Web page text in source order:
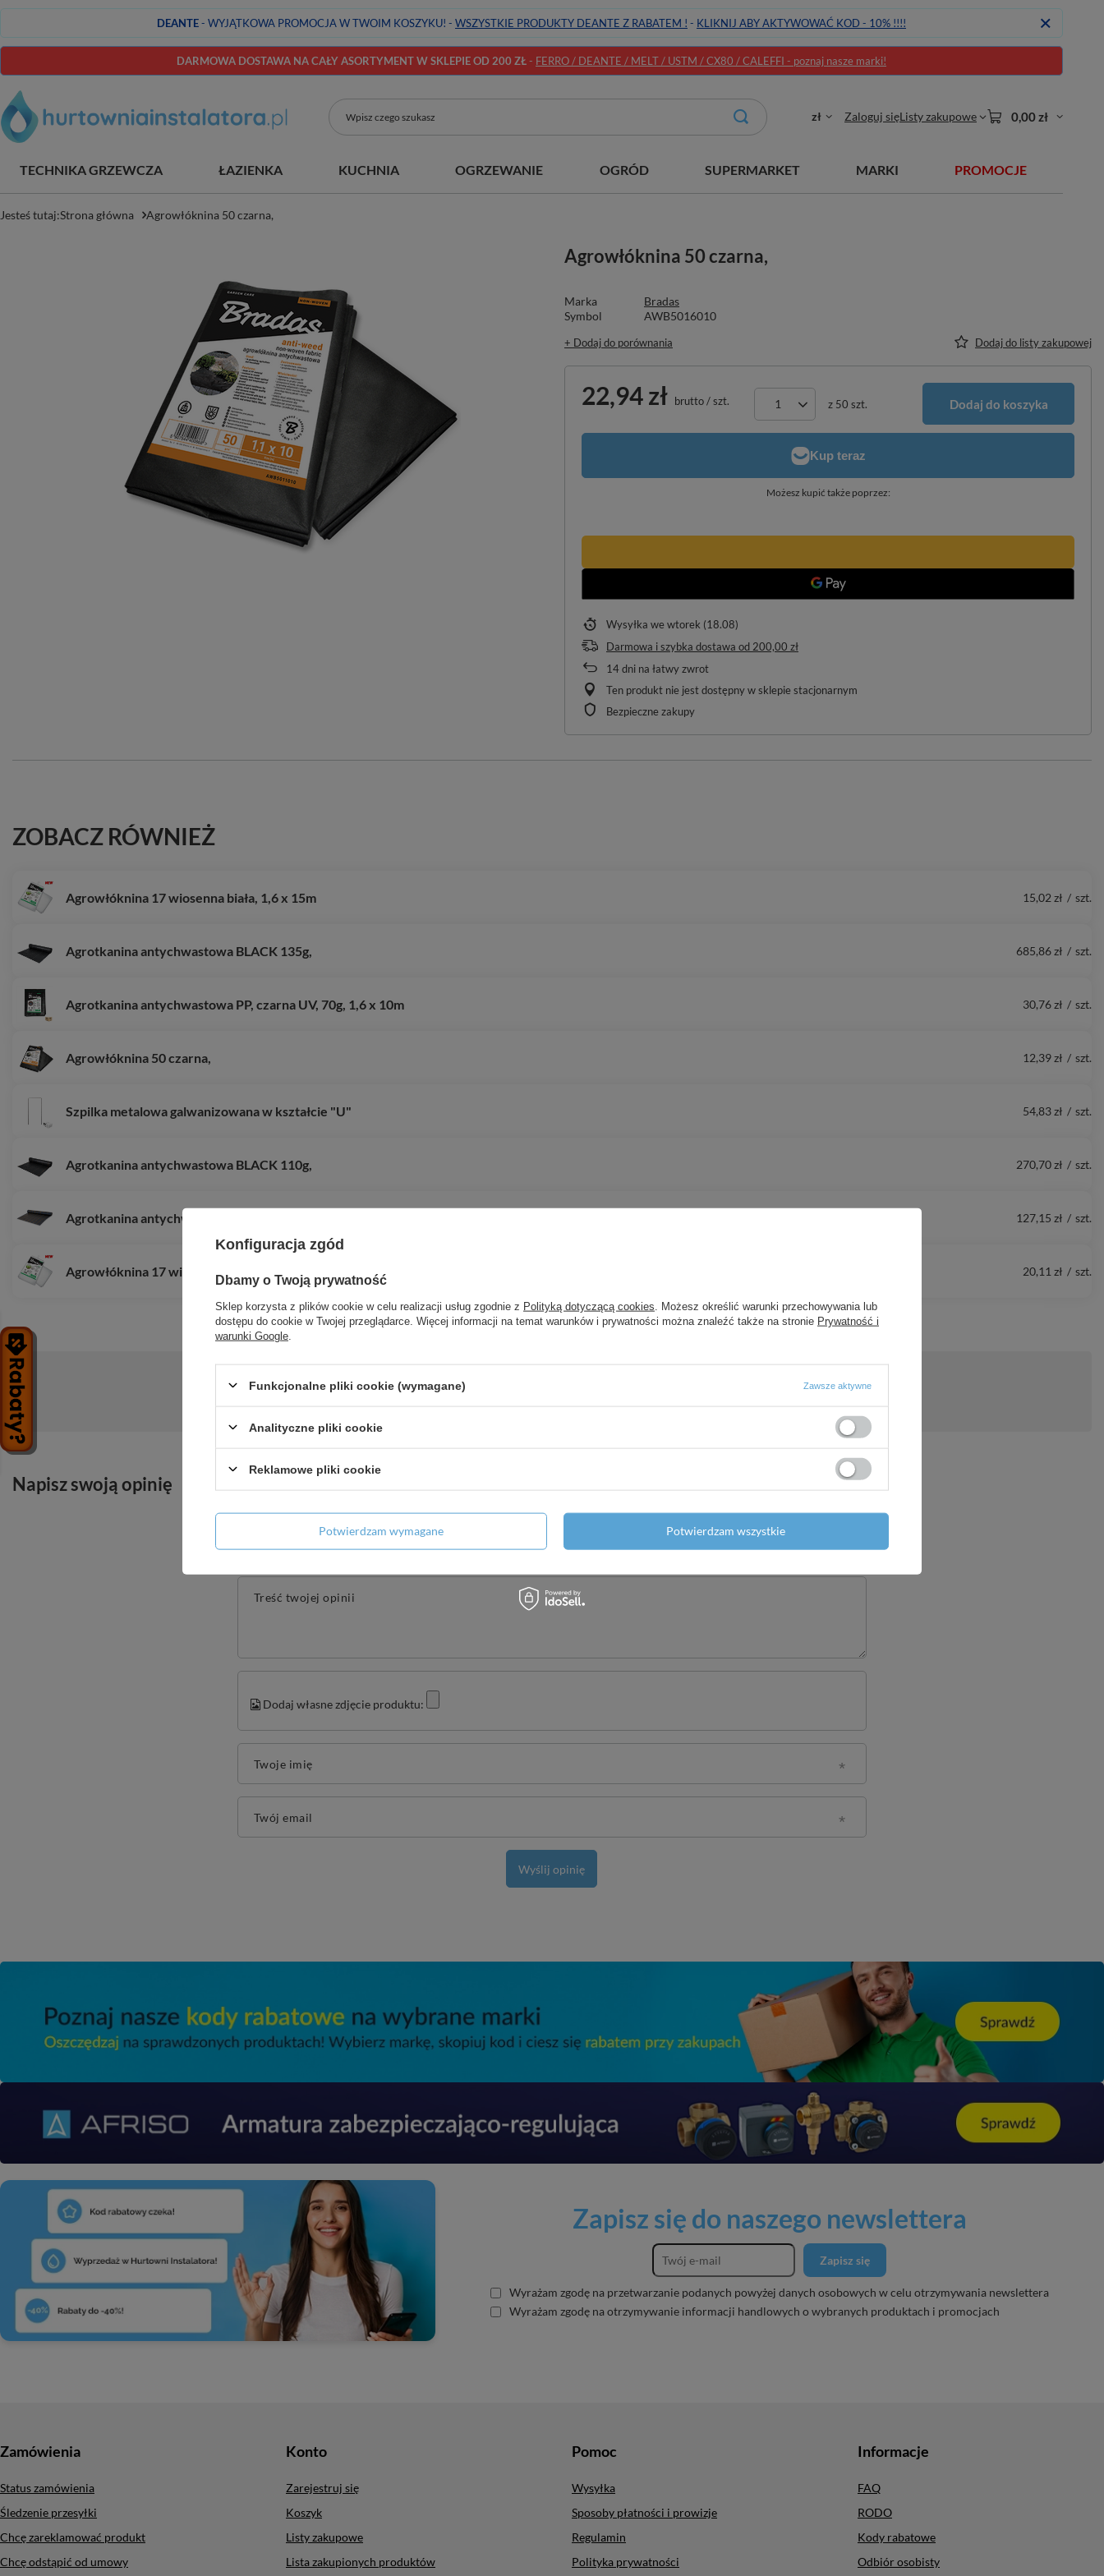
DEANTE- WYJĄTKOWA PROMOCJA W TWOIM KOSZYKU! - WSZYSTKIE PRODUKTY DEANTE Z RABATEM ! - KLIKNIJ ABY AKTYWOWAĆ KOD - 10% !!!!
DARMOWA DOSTAWA NA CAŁY ASORTYMENT W SKLEPIE OD 200 ZŁ- FERRO / DEANTE / MELT / USTM / CX80 / CALEFFI - poznaj nasze marki!
zł Zaloguj sięListy zakupowe 0,00 zł
TECHNIKA GRZEWCZA ŁAZIENKA KUCHNIA OGRZEWANIE OGRÓD SUPERMARKET MARKI PROMOCJE
Jesteś tutaj:Strona główna Agrowłóknina 50 czarna,
Agrowłóknina 50 czarna,
Marka
Bradas
Symbol
AWB5016010
+ Dodaj do porównania Dodaj do listy zakupowej
22,94 zł brutto/szt. z 50 szt. Dodaj do koszyka
Możesz kupić także poprzez:
Wysyłka we wtorek (18.08)
Darmowa i szybka dostawa od 200,00 zł
14dni na łatwy zwrot
Ten produkt nie jest dostępny w sklepie stacjonarnym
Bezpieczne zakupy
ZOBACZ RÓWNIEŻ
Agrowłóknina 17 wiosenna biała, 1,6 x 15m 15,02 zł / szt.
Agrotkanina antychwastowa BLACK 135g, 685,86 zł / szt.
Agrotkanina antychwastowa PP, czarna UV, 70g, 1,6 x 10m 30,76 zł / szt.
Agrowłóknina 50 czarna, 12,39 zł / szt.
Szpilka metalowa galwanizowana w kształcie "U" 54,83 zł / szt.
Agrotkanina antychwastowa BLACK 110g, 270,70 zł / szt.
Agrotkanina antychwastowa PP, czarna UV, 90g, 127,15 zł / szt.
Agrowłóknina 17 wiosenna biała, 1,6 x 20m 20,11 zł / szt.
Potrzebujesz pomocy? Masz pytania?
Napisz swoją opinię
Twoja ocena:
5/5
Treść twojej opinii
Dodaj własne zdjęcie produktu:
Twoje imię
Twój email
Wyślij opinię
Zapisz się do naszego newslettera
Zapisz się
Wyrażam zgodę na przetwarzanie podanych powyżej danych osobowych w celu otrzymywania newslettera
Wyrażam zgodę na otrzymywanie informacji handlowych o wybranych produktach i promocjach
Zamówienia
Status zamówienia
Śledzenie przesyłki
Chcę zareklamować produkt
Chcę odstąpić od umowy
Konto
Zarejestruj się
Koszyk
Listy zakupowe
Lista zakupionych produktów
Pomoc
Wysyłka
Sposoby płatności i prowizje
Regulamin
Polityka prywatności
Informacje
FAQ
RODO
Kody rabatowe
Odbiór osobisty
Konfiguracja zgód
Dbamy o Twoją prywatność
Sklep korzysta z plików cookie w celu realizacji usług zgodnie z Polityką dotyczącą cookies . Możesz określić warunki przechowywania lub
dostępu do cookie w Twojej przeglądarce. Więcej informacji na temat warunków i prywatności można znaleźć także na stronie Prywatność i
warunki Google
Funkcjonalne pliki cookie (wymagane) Zawsze aktywne
Analityczne pliki cookie
Reklamowe pliki cookie
Potwierdzam wymagane Potwierdzam wszystkie